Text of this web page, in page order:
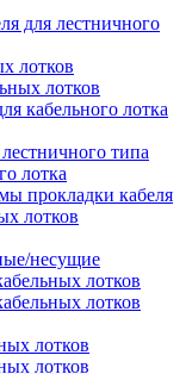
для лестничного
лотков
лотков
кабельного лотка
типа
лотка
прокладки кабеля
лотков
несущие
лотков
лотков
лотков
лотков